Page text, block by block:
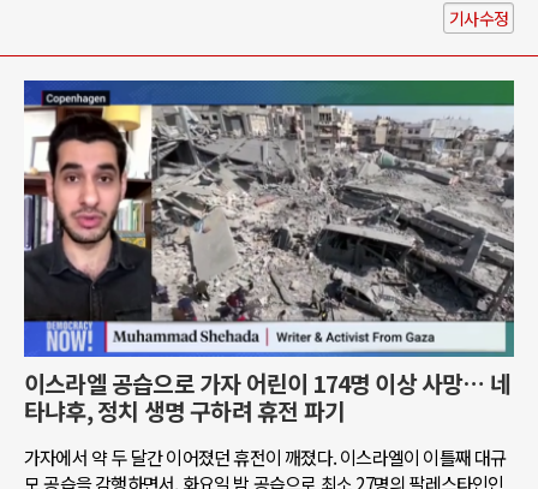
기사수정
이스라엘 공습으로 가자 어린이 174명 이상 사망… 네
타냐후, 정치 생명 구하려 휴전 파기
가자에서 약 두 달간 이어졌던 휴전이 깨졌다. 이스라엘이 이틀째 대규
모 공습을 감행하면서, 화요일 밤 공습으로 최소 27명의 팔레스타인인